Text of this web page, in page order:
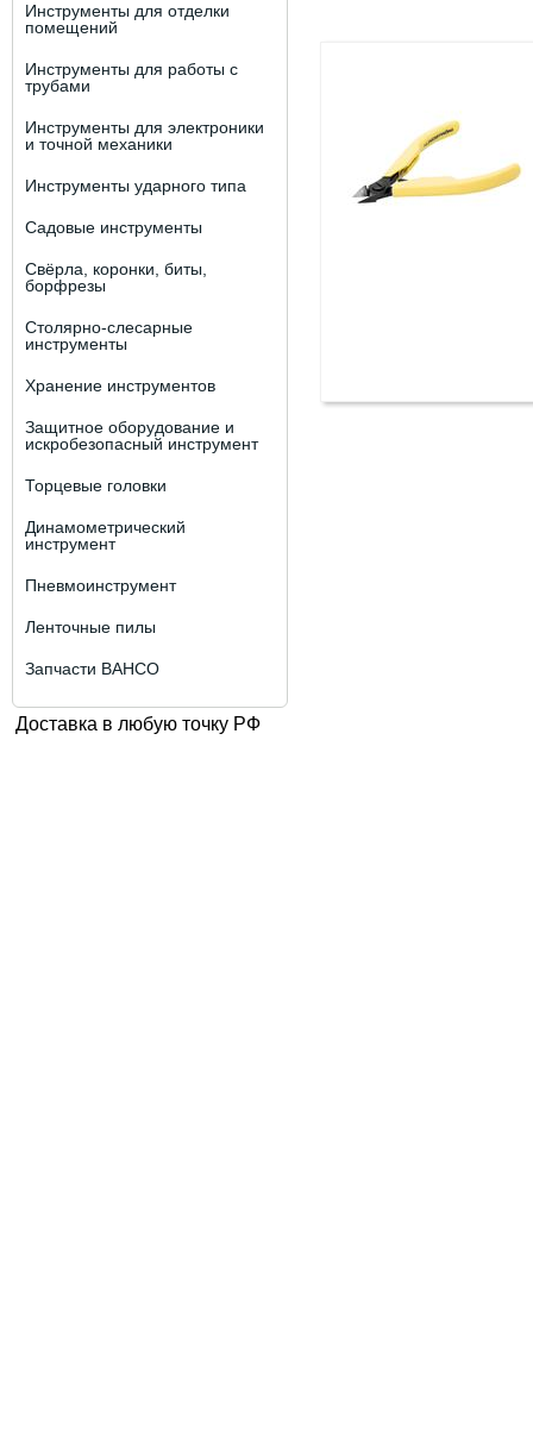
Инструменты для отделки
помещений
Инструменты для работы с
трубами
Инструменты для электроники
и точной механики
Инструменты ударного типа
Садовые инструменты
Свёрла, коронки, биты,
борфрезы
Столярно-слесарные
инструменты
Хранение инструментов
Защитное оборудование и
искробезопасный инструмент
Торцевые головки
Динамометрический
инструмент
Пневмоинструмент
Ленточные пилы
Запчасти BAHCO
Доставка в любую точку РФ